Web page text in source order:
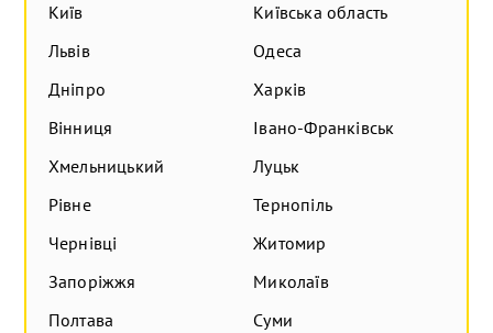
Київ
Київська область
Львів
Одеса
Дніпро
Харків
Вінниця
Івано-Франківськ
Хмельницький
Луцьк
Рівне
Тернопіль
Чернівці
Житомир
Запоріжжя
Миколаїв
Полтава
Суми